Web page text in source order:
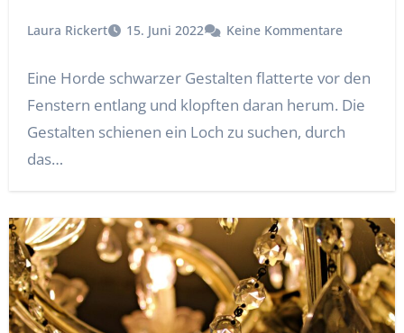
Laura Rickert 15. Juni 2022 Keine Kommentare
Eine Horde schwarzer Gestalten flatterte vor den
Fenstern entlang und klopften daran herum. Die
Gestalten schienen ein Loch zu suchen, durch
das…